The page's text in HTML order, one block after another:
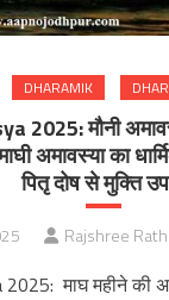
DHARAMIK
2025: मौनी
अमावस्या का
पितृ दोष से मुक्ति
Rajshree Rathi
माघ महीने की